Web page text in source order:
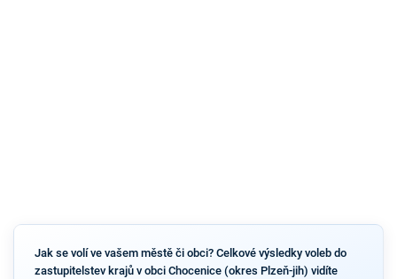
Jak se volí ve vašem městě či obci? Celkové výsledky voleb do
zastupitelstev krajů v obci Chocenice (okres Plzeň-jih) vidíte